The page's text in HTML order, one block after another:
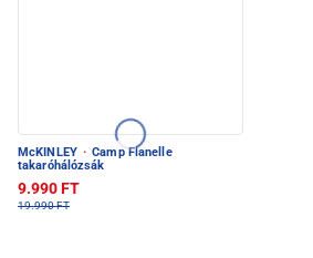
McKINLEY · Camp Flanelle
takaróhálózsák
9.990 FT
19.990 FT